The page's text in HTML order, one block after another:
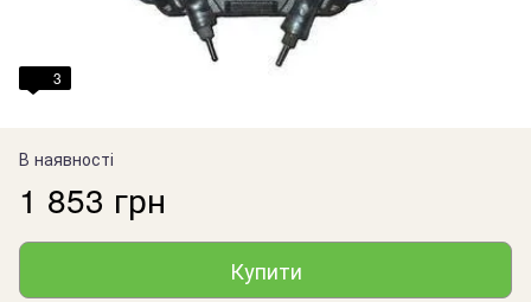
3
В наявності
1 853 грн
Купити